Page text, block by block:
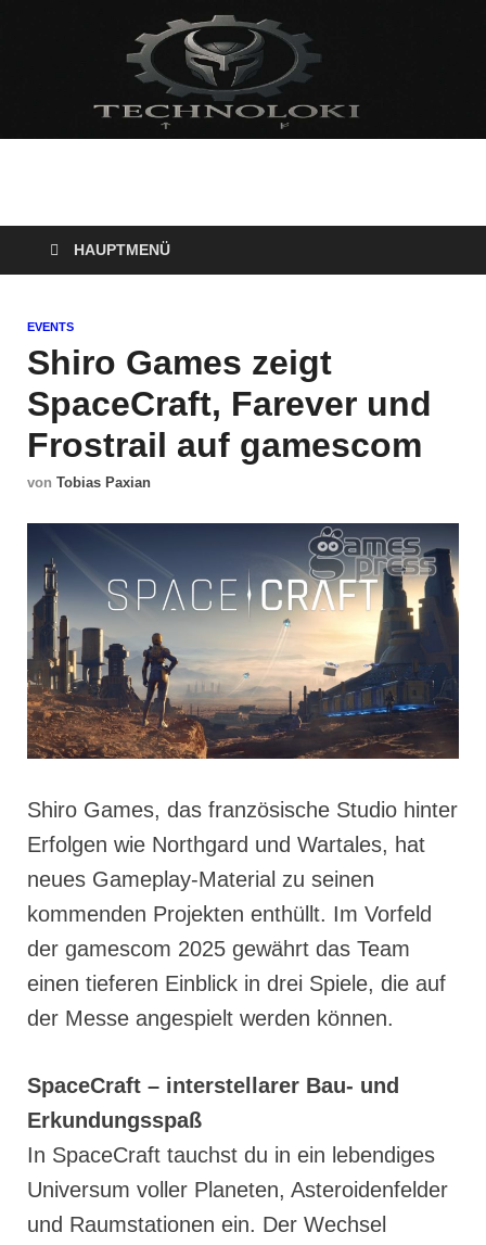
Technoloki: Gaming
und Entertainment
News
Blockbuster, Indie-Perlen und Retro-Klassiker.
HAUPTMENÜ
EVENTS
Shiro Games zeigt
SpaceCraft, Farever und
Frostrail auf gamescom
von Tobias Paxian
Shiro Games, das französische Studio hinter
Erfolgen wie Northgard und Wartales, hat
neues Gameplay-Material zu seinen
kommenden Projekten enthüllt. Im Vorfeld
der gamescom 2025 gewährt das Team
einen tieferen Einblick in drei Spiele, die auf
der Messe angespielt werden können.
SpaceCraft – interstellarer Bau- und
Erkundungsspaß
In SpaceCraft tauchst du in ein lebendiges
Universum voller Planeten, Asteroidenfelder
und Raumstationen ein. Der Wechsel